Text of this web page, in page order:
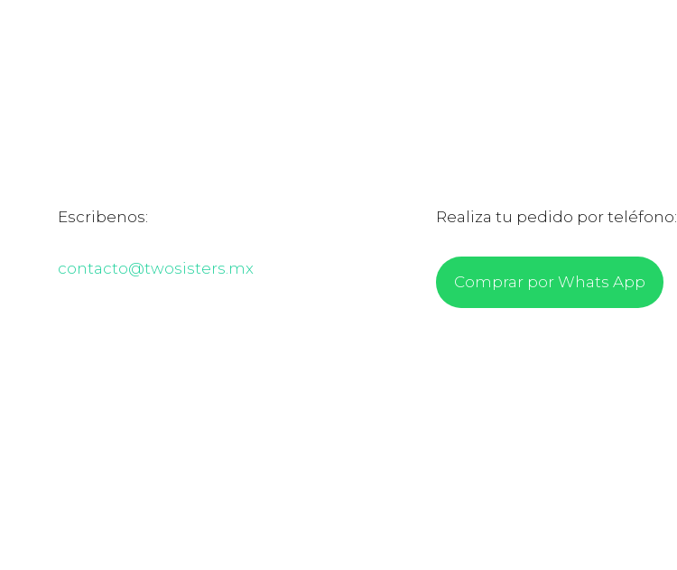
Escribenos:
contacto@twosisters.mx
Realiza tu pedido por teléfono:
Comprar por Whats App